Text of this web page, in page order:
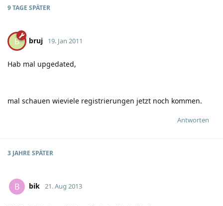
9 TAGE SPÄTER
B bruj 19. Jan 2011
Hab mal upgedated,
mal schauen wieviele registrierungen jetzt noch kommen.
Antworten
3 JAHRE SPÄTER
B bik 21. Aug 2013